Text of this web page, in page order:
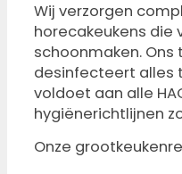
Wij verzorgen
horecakeukens die
schoonmaken.
desinfecteert alles
voldoet aan alle
hygiënerichtlijnen
Onze